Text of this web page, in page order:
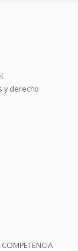
y derecho